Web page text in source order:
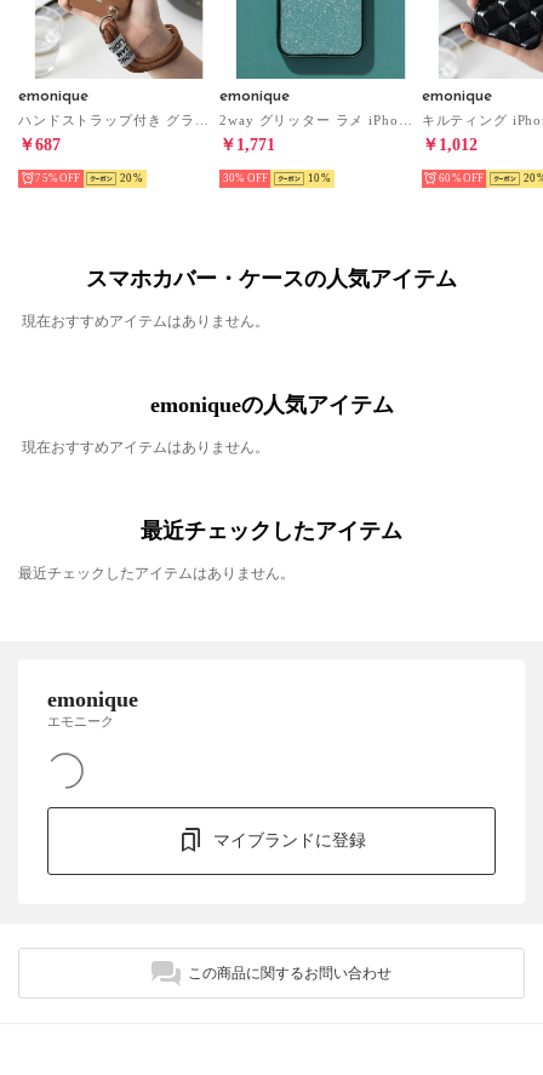
emonique
￥687
75% 20
emonique
￥1,771
30% 10
emonique
￥1,012
60% 20
スマホカバー・ケースの人気アイテム
現在おすすめアイテムはありません。
emoniqueの人気アイテム
現在おすすめアイテムはありません。
最近チェックしたアイテム
最近チェックしたアイテムはありません。
emonique
エモニーク
マイブランドに登録
この商品に関するお問い合わせ